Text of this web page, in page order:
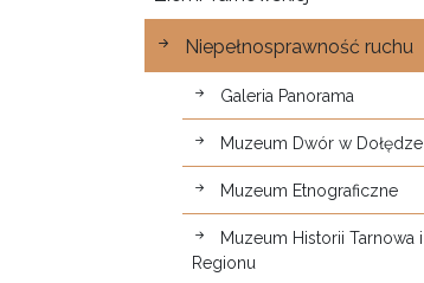
Niepełnosprawność ruchu
Galeria Panorama
Muzeum Dwór w Dołędze
Muzeum Etnograficzne
Muzeum Historii Tarnowa i
Regionu